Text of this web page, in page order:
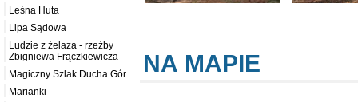
Leśna Huta
Lipa Sądowa
Ludzie z żelaza - rzeźby
Zbigniewa Frączkiewicza
Magiczny Szlak Ducha Gór
Marianki
NA MAPIE